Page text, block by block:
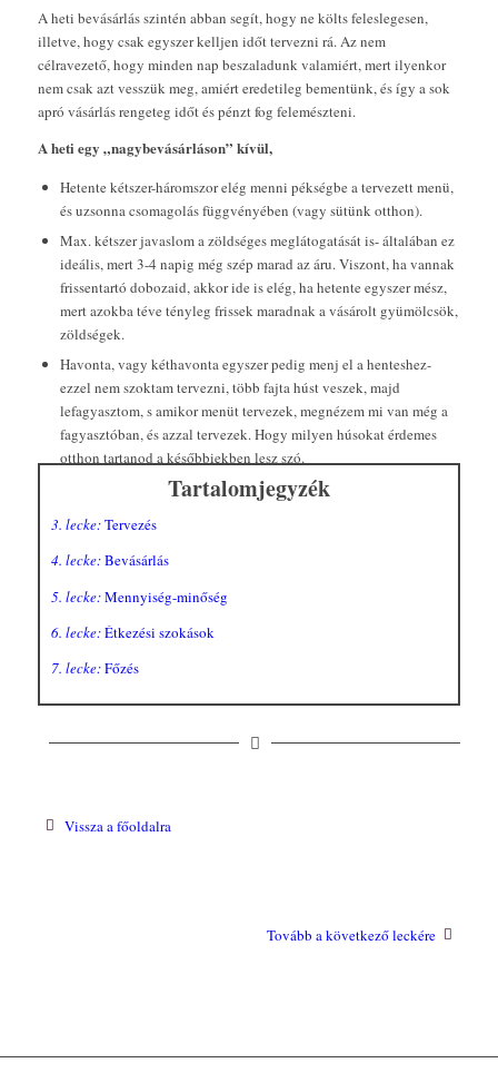
A heti bevásárlás szintén abban segít, hogy ne költs feleslegesen,
illetve, hogy csak egyszer kelljen időt tervezni rá. Az nem
célravezető, hogy minden nap beszaladunk valamiért, mert ilyenkor
nem csak azt vesszük meg, amiért eredetileg bementünk, és így a sok
apró vásárlás rengeteg időt és pénzt fog felemészteni.
A heti egy „nagybevásárláson” kívül,
Hetente kétszer-háromszor elég menni pékségbe a tervezett menü,
és uzsonna csomagolás függvényében (vagy sütünk otthon).
Max. kétszer javaslom a zöldséges meglátogatását is- általában ez
ideális, mert 3-4 napig még szép marad az áru. Viszont, ha vannak
frissentartó dobozaid, akkor ide is elég, ha hetente egyszer mész,
mert azokba téve tényleg frissek maradnak a vásárolt gyümölcsök,
zöldségek.
Havonta, vagy kéthavonta egyszer pedig menj el a henteshez-
ezzel nem szoktam tervezni, több fajta húst veszek, majd
lefagyasztom, s amikor menüt tervezek, megnézem mi van még a
fagyasztóban, és azzal tervezek. Hogy milyen húsokat érdemes
otthon tartanod a későbbiekben lesz szó.
Tartalomjegyzék
3. lecke:Tervezés
4. lecke:Bevásárlás
5. lecke:Mennyiség-minőség
6. lecke:Étkezési szokások
7. lecke:Főzés
Vissza a főoldalra
Tovább a következő leckére